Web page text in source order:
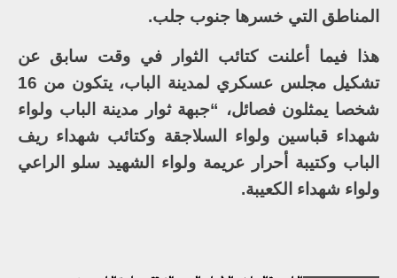
المناطق التي خسرها جنوب جلب.
هذا فيما أعلنت كتائب الثوار في وقت سابق عن
تشكيل مجلس عسكري لمدينة الباب، يتكون من 16
شخصا يمثلون فصائل، “جبهة ثوار مدينة الباب ولواء
شهداء قباسين ولواء السلاجقة وكتائب شهداء ريف
الباب وكتيبة أحرار عريمة ولواء الشهيد سلو الراعي
ولواء شهداء الكعيبة.